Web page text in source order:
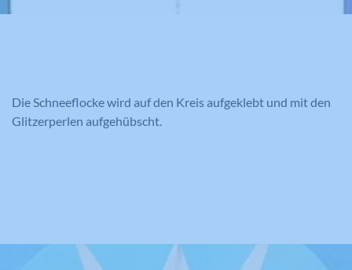
Die Schneeflocke wird auf den Kreis aufgeklebt und mit den
Glitzerperlen aufgehübscht.